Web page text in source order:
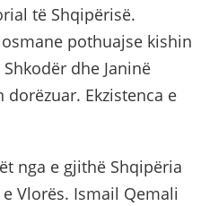
të Shqipërisë.
pothuajse kishin
dhe Janinë
Ekzistenca e
nga e gjithë Shqipëria
Vlorës. Ismail Qemali